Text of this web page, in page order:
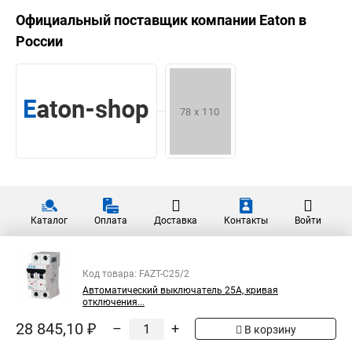
Официальный поставщик компании Eaton в
России
Каталог Оплата Доставка Контакты Войти
Код товара: FAZT-C25/2
Автоматический выключатель 25А, кривая
отключения...
28 845,10 ₽ – + В корзину